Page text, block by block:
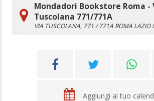
Mondadori Bookstore Roma -
Tuscolana 771/771A
VIA TUSCOLANA, 771 / 771A ROMA LAZIO
Aggiungi al tuo